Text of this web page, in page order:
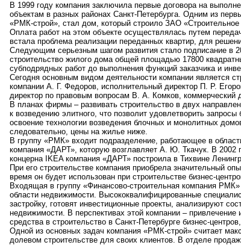
В 1999 году компания заключила первые договора на
объектам в разных районах Санкт-Петербурга. Одним из
«РМК-строй», стал дом, который строило ЗАО
Оплата работ на этом объекте осуществлялась путем
встала проблема реализации переданных квартир, для
Следующим серьезным шагом развития стало подписание в
строительство жилого дома общей площадью 17800
субподрядных работ до выполнения функций заказчика и
Сегодня основным видом деятельности компании является
компании А. Г. Федoров, исполнительный директор П. Р.
директор по правовым вопросам В. А. Комков, коммерческий
В планах фирмы – развивать строительство в двух
к возведению элитного, что позволит удовлетворить
освоение технологии возведения блочных и монолитных
следовательно, цены на жилье ниже.
В группу «РМК» входит подразделение, работающее в
компания «ДАРТ», которую возглавляет А. Ю. Ткачук. В 2002
концерна IKEA компания «ДАРТ» построила в Тихвине
При его строительстве компания приобрела значительный
время он будет использован при строительстве бизнес-
Входящая в группу «Финансово-строительная компания
области недвижимости. Высококвалифицированные
застройку, готовят инвестиционные проекты, анализируют
недвижимости. В перспективах этой компании – привлечение
средства в строительство в Санкт-Петербурге бизнес-
Одной из основных задач компания «РМК-строй» считает
долевом строительстве для своих клиентов. В отделе